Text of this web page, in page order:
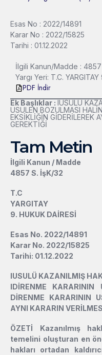
Esas No : 2022/14891
Karar No : 2022/15825
Tarihi : 01.12.2022
İlgili Kanun/Madde : 4857
Yargı Yeri: T.C.
PDF İndir
Ek Başlıklar : lUSULÜ
USULEN BOZULMASI
EKSİKLİĞİN GİDERİLEREK
GEREKTİĞİ
Tam Metin
İlgili Kanun / Madde
4857 S. İşK/32
T.C
YARGITAY
9. HUKUK DAİRESİ
Esas No. 2022/14891
Karar No. 2022/15825
Tarihi: 01.12.2022
lUSULÜ KAZANILMIŞ
lDİRENME KARARININ
DİRENME KARARININ
AYNI KARARIN
ÖZETİ Kazanılmış
temelini oluşturan en
hakları ortadan